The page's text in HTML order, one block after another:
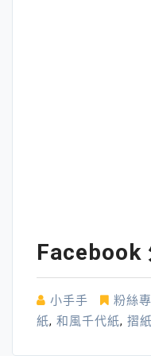
Facebook
小手手 粉絲
紙, 和風千代紙, 摺紙